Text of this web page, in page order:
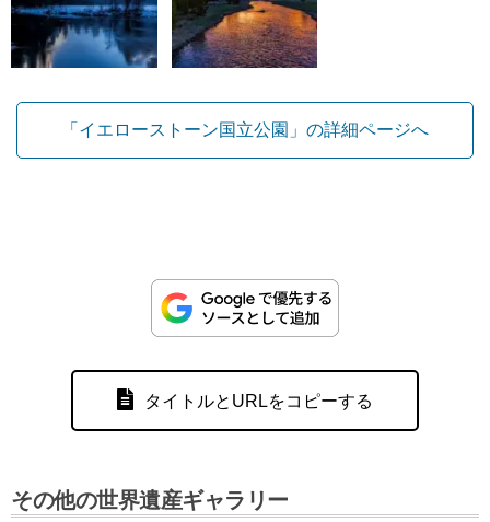
「イエローストーン国立公園」の詳細ページへ
タイトルとURLをコピーする
その他の世界遺産ギャラリー